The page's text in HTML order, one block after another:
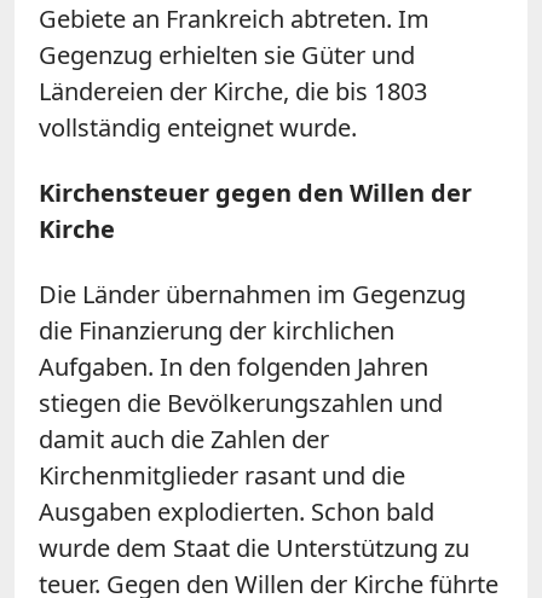
Gebiete an Frankreich abtreten. Im
Gegenzug erhielten sie Güter und
Ländereien der Kirche, die bis 1803
vollständig enteignet wurde.
Kirchensteuer gegen den Willen der
Kirche
Die Länder übernahmen im Gegenzug
die Finanzierung der kirchlichen
Aufgaben. In den folgenden Jahren
stiegen die Bevölkerungszahlen und
damit auch die Zahlen der
Kirchenmitglieder rasant und die
Ausgaben explodierten. Schon bald
wurde dem Staat die Unterstützung zu
teuer. Gegen den Willen der Kirche führte